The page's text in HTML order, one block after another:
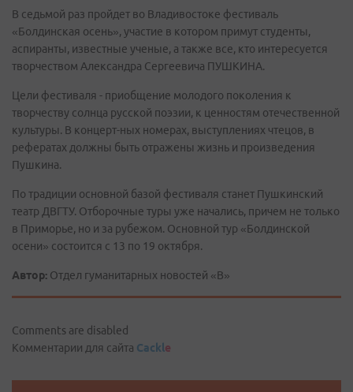
В седьмой раз пройдет во Владивостоке фестиваль
«Болдинская осень», участие в котором примут студенты,
аспиранты, известные ученые, а также все, кто интересуется
творчеством Александра Сергеевича ПУШКИНА.
Цели фестиваля - приобщение молодого поколения к
творчеству солнца русской поэзии, к ценностям отечественной
культуры. В концерт-ных номерах, выступлениях чтецов, в
рефератах должны быть отражены жизнь и произведения
Пушкина.
По традиции основной базой фестиваля станет Пушкинский
театр ДВГТУ. Отборочные туры уже начались, причем не только
в Приморье, но и за рубежом. Основной тур «Болдинской
осени» состоится с 13 по 19 октября.
Автор: Отдел гуманитарных новостей «В»
Comments are disabled
Комментарии для сайта Cackle